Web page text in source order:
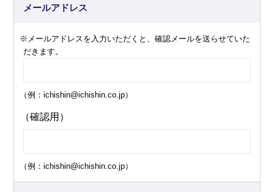
メールアドレス
※メールアドレスを入力いただくと、確認メールを送らせていた
だきます。
（例：ichishin@ichishin.co.jp）
（確認用）
（例：ichishin@ichishin.co.jp）